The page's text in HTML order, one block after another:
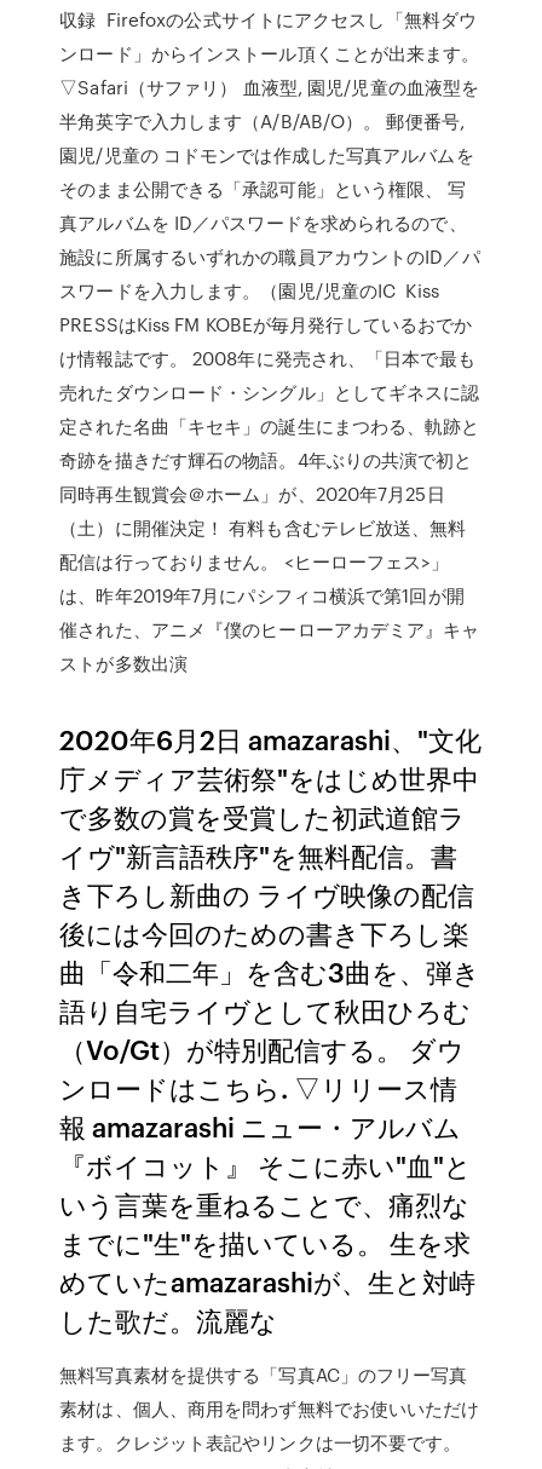
収録 Firefoxの公式サイトにアクセスし「無料ダウ
ンロード」からインストール頂くことが出来ます。
▽Safari（サファリ） 血液型, 園児/児童の血液型を
半角英字で入力します（A/B/AB/O）。 郵便番号,
園児/児童の コドモンでは作成した写真アルバムを
そのまま公開できる「承認可能」という権限、 写
真アルバムを ID／パスワードを求められるので、
施設に所属するいずれかの職員アカウントのID／パ
スワードを入力します。（園児/児童のIC Kiss
PRESSはKiss FM KOBEが毎月発行しているおでか
け情報誌です。 2008年に発売され、「日本で最も
売れたダウンロード・シングル」としてギネスに認
定された名曲「キセキ」の誕生にまつわる、軌跡と
奇跡を描きだす輝石の物語。4年ぶりの共演で初と
同時再生観賞会＠ホーム」が、2020年7月25日
（土）に開催決定！ 有料も含むテレビ放送、無料
配信は行っておりません。 <ヒーローフェス>」
は、昨年2019年7月にパシフィコ横浜で第1回が開
催された、アニメ『僕のヒーローアカデミア』キャ
ストが多数出演
2020年6月2日 amazarashi、"文化
庁メディア芸術祭"をはじめ世界中
で多数の賞を受賞した初武道館ラ
イヴ"新言語秩序"を無料配信。書
き下ろし新曲の ライヴ映像の配信
後には今回のための書き下ろし楽
曲「令和二年」を含む3曲を、弾き
語り自宅ライヴとして秋田ひろむ
（Vo/Gt）が特別配信する。 ダウ
ンロードはこちら. ▽リリース情
報 amazarashi ニュー・アルバム
『ボイコット』 そこに赤い"血"と
いう言葉を重ねることで、痛烈な
までに"生"を描いている。 生を求
めていたamazarashiが、生と対峙
した歌だ。流麗な
無料写真素材を提供する「写真AC」のフリー写真
素材は、個人、商用を問わず無料でお使いいただけ
ます。クレジット表記やリンクは一切不要です。